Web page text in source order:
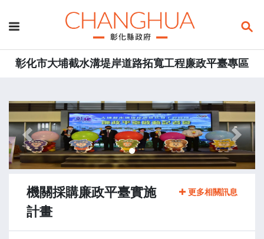
彰化市大埔截水溝堤岸道路拓寬工程廉政平臺專區
Previous Next
機關採購廉政平臺實施
計畫
更多相關訊息